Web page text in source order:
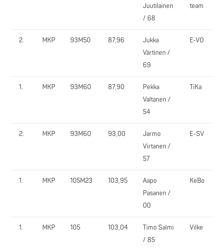
Juutilainen
/ 68
team
2. MKP 93M50 87,96
Jukka
Värtinen /
69
E-VO
1. MKP 93M60 87,90
Pekka
Valtanen /
54
TiKa
2. MKP 93M60 93,00
Jarmo
Virtanen /
57
E-SV
1. MKP 105M23 103,95
Aapo
Pasanen /
00
KeBo
1. MKP 105 103,04
Timo Salmi
/ 85
Vilke